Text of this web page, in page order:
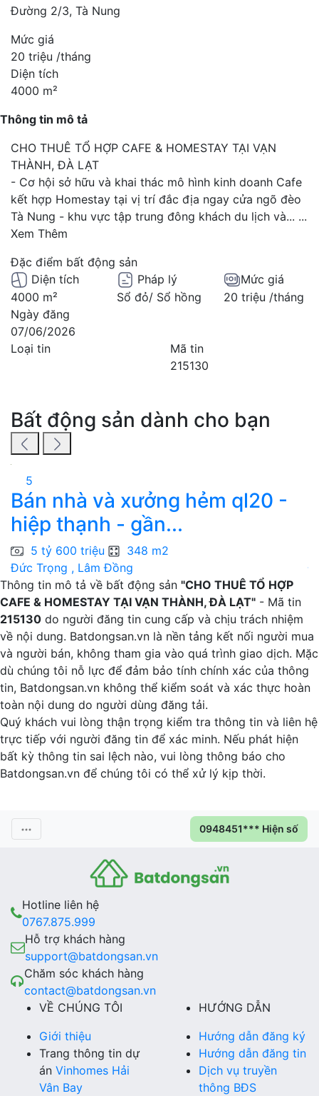
Đường 2/3, Tà Nung
Mức giá
20 triệu /tháng
Diện tích
4000 m²
Thông tin mô tả
CHO THUÊ TỔ HỢP CAFE & HOMESTAY TẠI VẠN
THÀNH, ĐÀ LẠT
- Cơ hội sở hữu và khai thác mô hình kinh doanh Cafe
kết hợp Homestay tại vị trí đắc địa ngay cửa ngõ đèo
Tà Nung - khu vực tập trung đông khách du lịch và... ...
Xem Thêm
Đặc điểm bất động sản
Diện tích
4000 m²
Pháp lý
Sổ đỏ/ Sổ hồng
Mức giá
20 triệu /tháng
Ngày đăng
07/06/2026
Loại tin
Mã tin
215130
Bất động sản dành cho bạn
5
Bán nhà và xưởng hẻm ql20 -
hiệp thạnh - gần...
5 tỷ 600 triệu
348 m2
Đức Trọng , Lâm Đồng
Thông tin mô tả về bất động sản "CHO THUÊ TỔ HỢP
CAFE & HOMESTAY TẠI VẠN THÀNH, ĐÀ LẠT" - Mã tin
215130 do người đăng tin cung cấp và chịu trách nhiệm
về nội dung. Batdongsan.vn là nền tảng kết nối người mua
và người bán, không tham gia vào quá trình giao dịch. Mặc
dù chúng tôi nỗ lực để đảm bảo tính chính xác của thông
tin, Batdongsan.vn không thể kiểm soát và xác thực hoàn
toàn nội dung do người dùng đăng tải.
Quý khách vui lòng thận trọng kiểm tra thông tin và liên hệ
trực tiếp với người đăng tin để xác minh. Nếu phát hiện
bất kỳ thông tin sai lệch nào, vui lòng thông báo cho
Batdongsan.vn để chúng tôi có thể xử lý kịp thời.
0948451*** Hiện số
Hotline liên hệ
0767.875.999
Hỗ trợ khách hàng
support@batdongsan.vn
Chăm sóc khách hàng
contact@batdongsan.vn
VỀ CHÚNG TÔI
Giới thiệu
Trang thông tin dự
án Vinhomes Hải
Vân Bay
HƯỚNG DẪN
Hướng dẫn đăng ký
Hướng dẫn đăng tin
Dịch vụ truyền
thông BĐS